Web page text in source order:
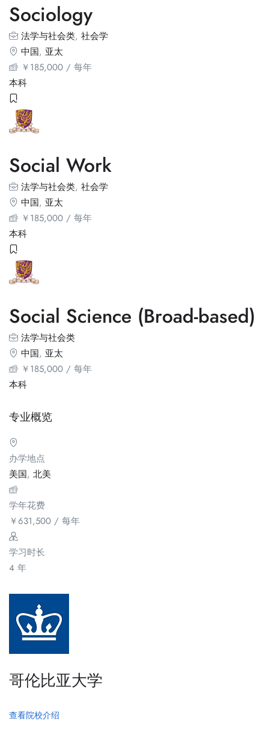
Sociology
法学与社会类, 社会学
中国, 亚太
￥185,000 / 每年
本科
Social Work
法学与社会类, 社会学
中国, 亚太
￥185,000 / 每年
本科
Social Science (Broad-based)
法学与社会类
中国, 亚太
￥185,000 / 每年
本科
专业概览
办学地点
美国, 北美
学年花费
￥631,500 / 每年
学习时长
4 年
哥伦比亚大学
查看院校介绍